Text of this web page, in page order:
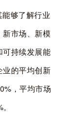
够了解行业
市场、新模
持续发展能
业的平均创新
，平均市场
。